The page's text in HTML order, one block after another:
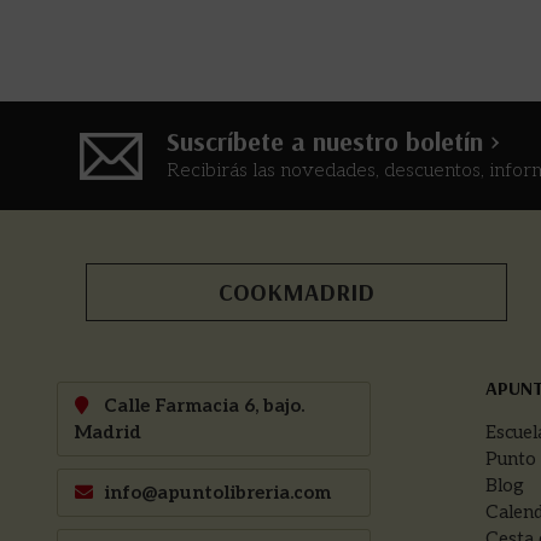
Suscríbete a nuestro boletín >
Recibirás las novedades, descuentos,
COOKMADRID
Calle Farmacia 6, bajo.
Madrid
info@apuntolibreria.com
Punto
Blog